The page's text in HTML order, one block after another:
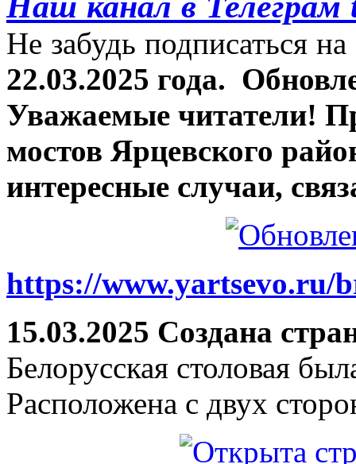
Не забудь подписаться
22.03.2025 года.
Уважаемые читатели!
мостов Ярцевского
интересные случаи,
https://www.yartsevo.ru/
15.03.2025 Создана
Белорусская столовая
Расположена с двух